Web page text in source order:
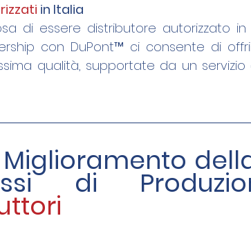
in Italia
di essere distributore autorizzato
con DuPont™ ci consente di
qualità, supportate da un